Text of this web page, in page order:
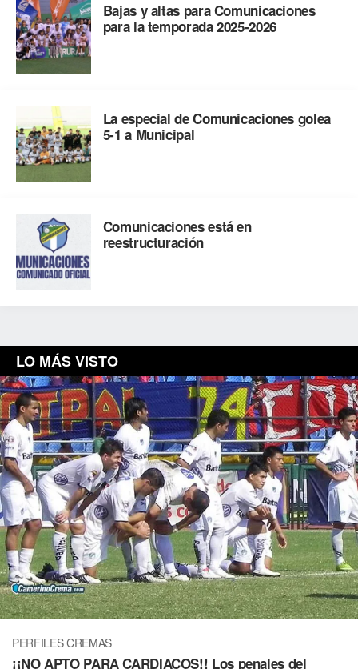
Bajas y altas para Comunicaciones
para la temporada 2025-2026
La especial de Comunicaciones golea
5-1 a Municipal
Comunicaciones está en
reestructuración
LO MÁS VISTO
PERFILES CREMAS
¡¡NO APTO PARA CARDIACOS!! Los penales del